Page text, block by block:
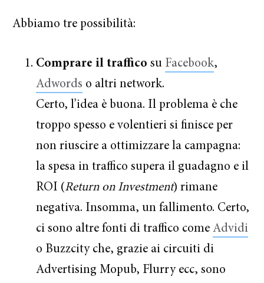
Abbiamo tre possibilità:
Comprare il trafficosu Facebook,
Adwords o altri network.
Certo, l’idea è buona. Il problema è che
troppo spesso e volentieri si finisce per
non riuscire a ottimizzare la campagna:
la spesa in traffico supera il guadagno e il
ROI (Return on Investment) rimane
negativa. Insomma, un fallimento. Certo,
ci sono altre fonti di traffico comeAdvidi
o Buzzcity che, grazie ai circuiti di
Advertising Mopub, Flurry ecc, sono